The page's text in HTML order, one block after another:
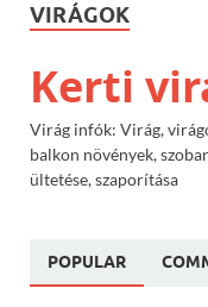
VIRÁGOK
Kerti
Virág infók: Virág,
balkon növények,
ültetése, szaporítása
POPULAR